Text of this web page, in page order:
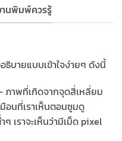
นพิมพ์ควรรู้
ธิบายแบบเข้าใจง่ายๆ ดังนี้
ภาพที่เกิดจากจุดสี่เหลี่ยม
อนที่เราเห็นตอนซูมดู
เราจะเห็นว่ามีเม็ด pixel